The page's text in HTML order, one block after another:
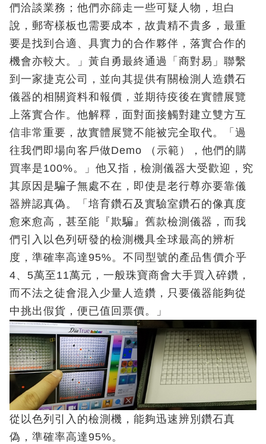
們洽談業務；他們亦篩走一些可疑人物，坦白
說，郵寄樣板也需要成本，故貴精不貴多，最重
要是找到合適、具實力的合作夥伴，落實合作的
機會亦較大。」黃自勇最終通過「商對易」聯繫
到一家捷克公司，並向其提供有關檢測人造鑽石
儀器的相關資料和報價，並期待疫後在實體展覽
上落實合作。他解釋，面對面接觸對建立雙方互
信非常重要，故實體展覽不能被完全取代。「過
往我們即場向客戶做Demo （示範），他們的購
買率是100%。」他又指，檢測儀器大受歡迎，究
其原因是騙子無處不在，即使是老行尊亦要靠儀
器辨認真偽。「培育鑽石及實驗室鑽石的像真度
愈來愈高，甚至能『欺騙』舊款檢測儀器，而我
們引入以色列研發的檢測機具全球最高的辨析
度，準確率高達95%。不同型號的產品售價介乎
4、5萬至11萬元，一般珠寶商會大手買入碎鑽，
而不法之徒會混入少量人造鑽，只要儀器能夠從
中挑出假貨，便已值回票價。」
從以色列引入的檢測機，能夠迅速辨別鑽石真
偽，準確率高達95%。